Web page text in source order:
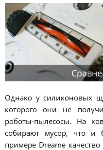
Однако у силиконовых
которого они не
роботы-пылесосы. На
собирают мусор, что и
примере Dreame